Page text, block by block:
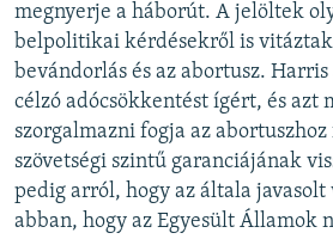
megnyerje a háborút. A jelöltek
belpolitikai kérdésekről is
bevándorlás és az abortusz.
célzó adócsökkentést ígért, és azt
szorgalmazni fogja az
szövetségi szintű garanciájának
pedig arról, hogy az általa
abban, hogy az Egyesült Államok